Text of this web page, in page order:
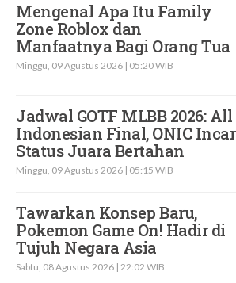
Mengenal Apa Itu Family
Zone Roblox dan
Manfaatnya Bagi Orang Tua
Minggu, 09 Agustus 2026 | 05:20 WIB
Jadwal GOTF MLBB 2026: All
Indonesian Final, ONIC Incar
Status Juara Bertahan
Minggu, 09 Agustus 2026 | 05:15 WIB
Tawarkan Konsep Baru,
Pokemon Game On! Hadir di
Tujuh Negara Asia
Sabtu, 08 Agustus 2026 | 22:02 WIB